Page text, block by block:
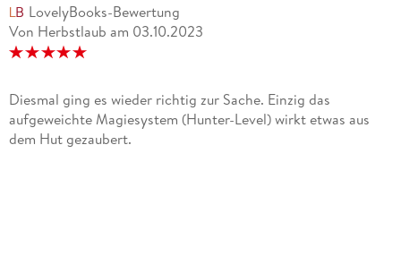
LovelyBooks-Bewertung
Von Herbstlaub am 03.10.2023
Diesmal ging es wieder richtig zur Sache. Einzig das
aufgeweichte Magiesystem (Hunter-Level) wirkt etwas aus
dem Hut gezaubert.